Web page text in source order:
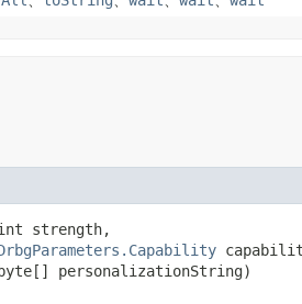
strength,
personalizationString)